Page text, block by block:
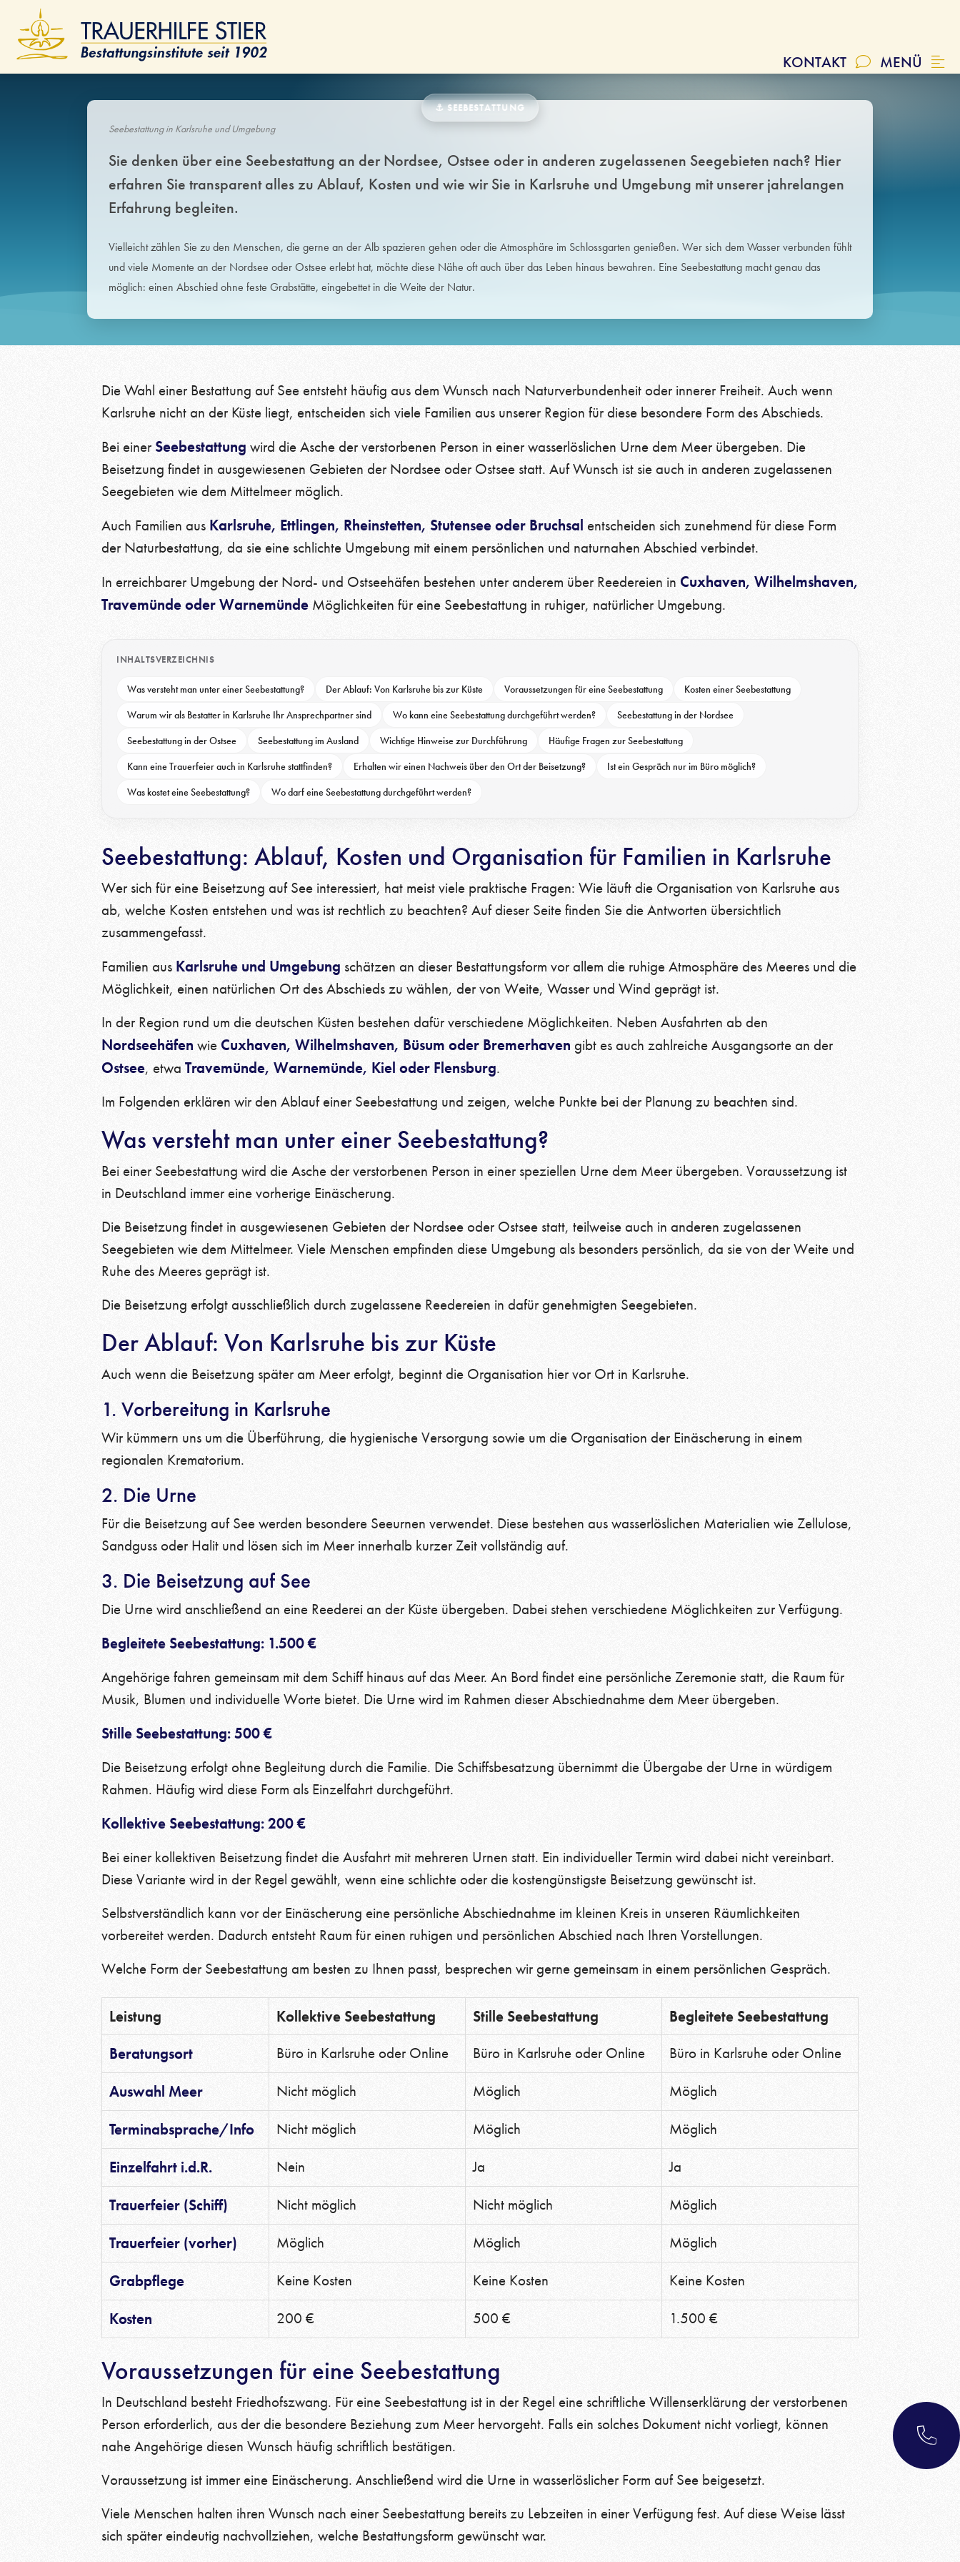
ÜBER UNS
Menschen
Geschichte
Qualität
Modern Embalming
Engagement & Sponsoring
AKTUELLES & JOBS & VIDEOS
Aktuelle Nachrichten
Stellenangebote
KONTAKT MENÜ
⚓ SEEBESTATTUNG
Seebestattung in Karlsruhe und Umgebung
Sie denken über eine Seebestattung an der Nordsee, Ostsee oder in anderen zugelassenen Seegebieten nach? Hier
erfahren Sie transparent alles zu Ablauf, Kosten und wie wir Sie in Karlsruhe und Umgebung mit unserer jahrelangen
Erfahrung begleiten.
Vielleicht zählen Sie zu den Menschen, die gerne an der Alb spazieren gehen oder die Atmosphäre im Schlossgarten genießen. Wer sich dem Wasser verbunden fühlt
und viele Momente an der Nordsee oder Ostsee erlebt hat, möchte diese Nähe oft auch über das Leben hinaus bewahren. Eine Seebestattung macht genau das
möglich: einen Abschied ohne feste Grabstätte, eingebettet in die Weite der Natur.
Die Wahl einer Bestattung auf See entsteht häufig aus dem Wunsch nach Naturverbundenheit oder innerer Freiheit. Auch wenn
Karlsruhe nicht an der Küste liegt, entscheiden sich viele Familien aus unserer Region für diese besondere Form des Abschieds.
Bei einerSeebestattung wird die Asche der verstorbenen Person in einer wasserlöslichen Urne dem Meer übergeben. Die
Beisetzung findet in ausgewiesenen Gebieten der Nordsee oder Ostsee statt. Auf Wunsch ist sie auch in anderen zugelassenen
Seegebieten wie dem Mittelmeer möglich.
Auch Familien aus Karlsruhe, Ettlingen, Rheinstetten, Stutensee oder Bruchsal entscheiden sich zunehmend für diese Form
der Naturbestattung, da sie eine schlichte Umgebung mit einem persönlichen und naturnahen Abschied verbindet.
In erreichbarer Umgebung der Nord- und Ostseehäfen bestehen unter anderem über Reedereien in Cuxhaven, Wilhelmshaven,
Travemünde oder Warnemünde Möglichkeiten für eine Seebestattung in ruhiger, natürlicher Umgebung.
INHALTSVERZEICHNIS
Was versteht man unter einer Seebestattung? Der Ablauf: Von Karlsruhe bis zur Küste Voraussetzungen für eine Seebestattung
Kosten einer Seebestattung
Warum wir als Bestatter in Karlsruhe Ihr Ansprechpartner sind
Wo kann eine Seebestattung durchgeführt werden?
Seebestattung in der Nordsee
Seebestattung in der Ostsee
Seebestattung im Ausland Wichtige Hinweise zur Durchführung
Häufige Fragen zur Seebestattung
Kann eine Trauerfeier auch in Karlsruhe stattfinden?
Erhalten wir einen Nachweis über den Ort der Beisetzung?
Ist ein Gespräch nur im Büro möglich?
Was kostet eine Seebestattung?
Wo darf eine Seebestattung durchgeführt werden?
Seebestattung: Ablauf, Kosten und Organisation für Familien in Karlsruhe
Wer sich für eine Beisetzung auf See interessiert, hat meist viele praktische Fragen: Wie läuft die Organisation von Karlsruhe aus
ab, welche Kosten entstehen und was ist rechtlich zu beachten? Auf dieser Seite finden Sie die Antworten übersichtlich
zusammengefasst.
Familien aus Karlsruhe und Umgebung schätzen an dieser Bestattungsform vor allem die ruhige Atmosphäre des Meeres und die
Möglichkeit, einen natürlichen Ort des Abschieds zu wählen, der von Weite, Wasser und Wind geprägt ist.
In der Region rund um die deutschen Küsten bestehen dafür verschiedene Möglichkeiten. Neben Ausfahrten ab den
Nordseehäfen wie Cuxhaven, Wilhelmshaven, Büsum oder Bremerhaven gibt es auch zahlreiche Ausgangsorte an der
Ostsee, etwa Travemünde, Warnemünde, Kiel oder Flensburg.
Im Folgenden erklären wir den Ablauf einer Seebestattung und zeigen, welche Punkte bei der Planung zu beachten sind.
Was versteht man unter einer Seebestattung?
Bei einer Seebestattung wird die Asche der verstorbenen Person in einer speziellen Urne dem Meer übergeben. Voraussetzung ist
in Deutschland immer eine vorherige Einäscherung.
Die Beisetzung findet in ausgewiesenen Gebieten der Nordsee oder Ostsee statt, teilweise auch in anderen zugelassenen
Seegebieten wie dem Mittelmeer. Viele Menschen empfinden diese Umgebung als besonders persönlich, da sie von der Weite und
Ruhe des Meeres geprägt ist.
Die Beisetzung erfolgt ausschließlich durch zugelassene Reedereien in dafür genehmigten Seegebieten.
Der Ablauf: Von Karlsruhe bis zur Küste
Auch wenn die Beisetzung später am Meer erfolgt, beginnt die Organisation hier vor Ort in Karlsruhe.
1. Vorbereitung in Karlsruhe
Wir kümmern uns um die Überführung, die hygienische Versorgung sowie um die Organisation der Einäscherung in einem
regionalen Krematorium.
2. Die Urne
Für die Beisetzung auf See werden besondere Seeurnen verwendet. Diese bestehen aus wasserlöslichen Materialien wie Zellulose,
Sandguss oder Halit und lösen sich im Meer innerhalb kurzer Zeit vollständig auf.
3. Die Beisetzung auf See
Die Urne wird anschließend an eine Reederei an der Küste übergeben. Dabei stehen verschiedene Möglichkeiten zur Verfügung.
Begleitete Seebestattung: 1.500 €
Angehörige fahren gemeinsam mit dem Schiff hinaus auf das Meer. An Bord findet eine persönliche Zeremonie statt, die Raum für
Musik, Blumen und individuelle Worte bietet. Die Urne wird im Rahmen dieser Abschiednahme dem Meer übergeben.
Stille Seebestattung: 500 €
Die Beisetzung erfolgt ohne Begleitung durch die Familie. Die Schiffsbesatzung übernimmt die Übergabe der Urne in würdigem
Rahmen. Häufig wird diese Form als Einzelfahrt durchgeführt.
Kollektive Seebestattung: 200 €
Bei einer kollektiven Beisetzung findet die Ausfahrt mit mehreren Urnen statt. Ein individueller Termin wird dabei nicht vereinbart.
Diese Variante wird in der Regel gewählt, wenn eine schlichte oder die kostengünstigste Beisetzung gewünscht ist.
Selbstverständlich kann vor der Einäscherung eine persönliche Abschiednahme im kleinen Kreis in unseren Räumlichkeiten
vorbereitet werden. Dadurch entsteht Raum für einen ruhigen und persönlichen Abschied nach Ihren Vorstellungen.
Welche Form der Seebestattung am besten zu Ihnen passt, besprechen wir gerne gemeinsam in einem persönlichen Gespräch.
Leistung Kollektive Seebestattung Stille Seebestattung Begleitete Seebestattung
Beratungsort Büro in Karlsruhe oder Online Büro in Karlsruhe oder Online Büro in Karlsruhe oder Online
Auswahl Meer Nicht möglich Möglich Möglich
Terminabsprache/Info Nicht möglich Möglich Möglich
Einzelfahrt i.d.R. Nein Ja Ja
Trauerfeier (Schiff) Nicht möglich Nicht möglich Möglich
Trauerfeier (vorher) Möglich Möglich Möglich
Grabpflege Keine Kosten Keine Kosten Keine Kosten
Kosten 200 € 500 € 1.500 €
Voraussetzungen für eine Seebestattung
In Deutschland besteht Friedhofszwang. Für eine Seebestattung ist in der Regel eine schriftliche Willenserklärung der verstorbenen
Person erforderlich, aus der die besondere Beziehung zum Meer hervorgeht. Falls ein solches Dokument nicht vorliegt, können
nahe Angehörige diesen Wunsch häufig schriftlich bestätigen.
Voraussetzung ist immer eine Einäscherung. Anschließend wird die Urne in wasserlöslicher Form auf See beigesetzt.
Viele Menschen halten ihren Wunsch nach einer Seebestattung bereits zu Lebzeiten in einer Verfügung fest. Auf diese Weise lässt
sich später eindeutig nachvollziehen, welche Bestattungsform gewünscht war.